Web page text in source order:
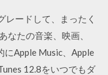
ードして、まったく
なたの音楽、映画、
にApple Music、Apple
12.8をいつでもダ